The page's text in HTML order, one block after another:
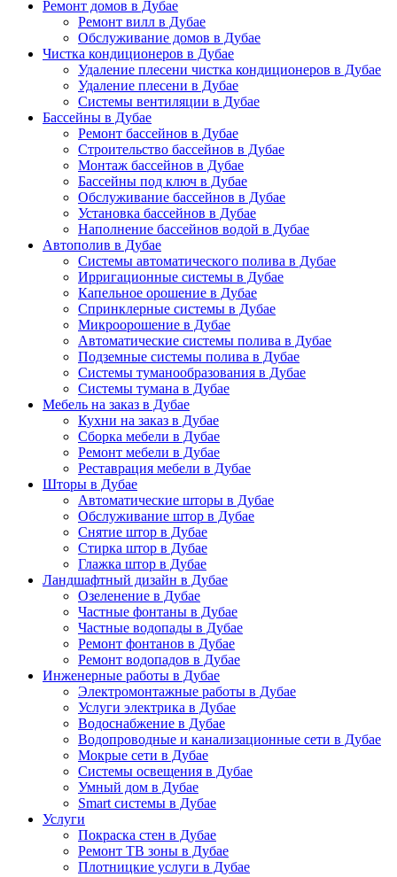
Ремонт домов в Дубае
Ремонт вилл в Дубае
Обслуживание домов в Дубае
Чистка кондиционеров в Дубае
Удаление плесени чистка кондиционеров в Дубае
Удаление плесени в Дубае
Системы вентиляции в Дубае
Бассейны в Дубае
Ремонт бассейнов в Дубае
Строительство бассейнов в Дубае
Монтаж бассейнов в Дубае
Бассейны под ключ в Дубае
Обслуживание бассейнов в Дубае
Установка бассейнов в Дубае
Наполнение бассейнов водой в Дубае
Автополив в Дубае
Системы автоматического полива в Дубае
Ирригационные системы в Дубае
Капельное орошение в Дубае
Спринклерные системы в Дубае
Микроорошение в Дубае
Автоматические системы полива в Дубае
Подземные системы полива в Дубае
Системы туманообразования в Дубае
Системы тумана в Дубае
Мебель на заказ в Дубае
Кухни на заказ в Дубае
Сборка мебели в Дубае
Ремонт мебели в Дубае
Реставрация мебели в Дубае
Шторы в Дубае
Автоматические шторы в Дубае
Обслуживание штор в Дубае
Снятие штор в Дубае
Стирка штор в Дубае
Глажка штор в Дубае
Ландшафтный дизайн в Дубае
Озеленение в Дубае
Частные фонтаны в Дубае
Частные водопады в Дубае
Ремонт фонтанов в Дубае
Ремонт водопадов в Дубае
Инженерные работы в Дубае
Электромонтажные работы в Дубае
Услуги электрика в Дубае
Водоснабжение в Дубае
Водопроводные и канализационные сети в Дубае
Мокрые сети в Дубае
Системы освещения в Дубае
Умный дом в Дубае
Smart системы в Дубае
Услуги
Покраска стен в Дубае
Ремонт ТВ зоны в Дубае
Плотницкие услуги в Дубае